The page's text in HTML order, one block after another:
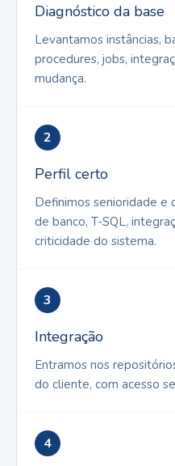
Diagnóstico da base
Levantamos instâncias,
procedures, jobs,
mudança.
2
Perfil certo
Definimos senioridade e
de banco, T-SQL,
criticidade do sistema.
3
Integração
Entramos nos
do cliente, com acesso
4